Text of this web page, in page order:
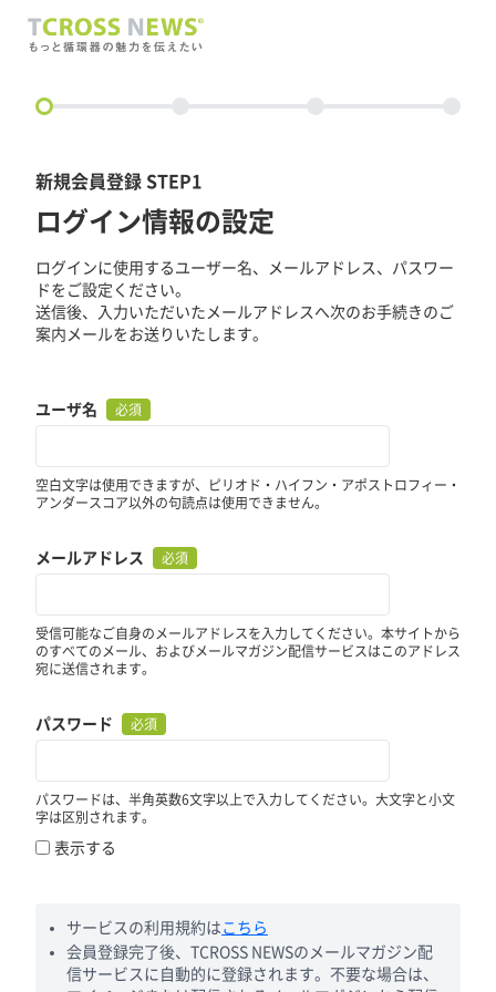
circle
新規会員登録 STEP1
ログイン情報の設定
ログインに使用するユーザー名、メールアドレス、パスワー
ドをご設定ください。
送信後、入力いただいたメールアドレスへ次のお手続きのご
案内メールをお送りいたします。
ユーザ名 必須
空白文字は使用できますが、ピリオド・ハイフン・アポストロフィー・
アンダースコア以外の句読点は使用できません。
メールアドレス 必須
受信可能なご自身のメールアドレスを入力してください。本サイトから
のすべてのメール、およびメールマガジン配信サービスはこのアドレス
宛に送信されます。
パスワード 必須
パスワードは、半角英数6文字以上で入力してください。大文字と小文
字は区別されます。
表示する
サービスの利用規約は こちら
会員登録完了後、TCROSS NEWSのメールマガジン配
信サービスに自動的に登録されます。不要な場合は、